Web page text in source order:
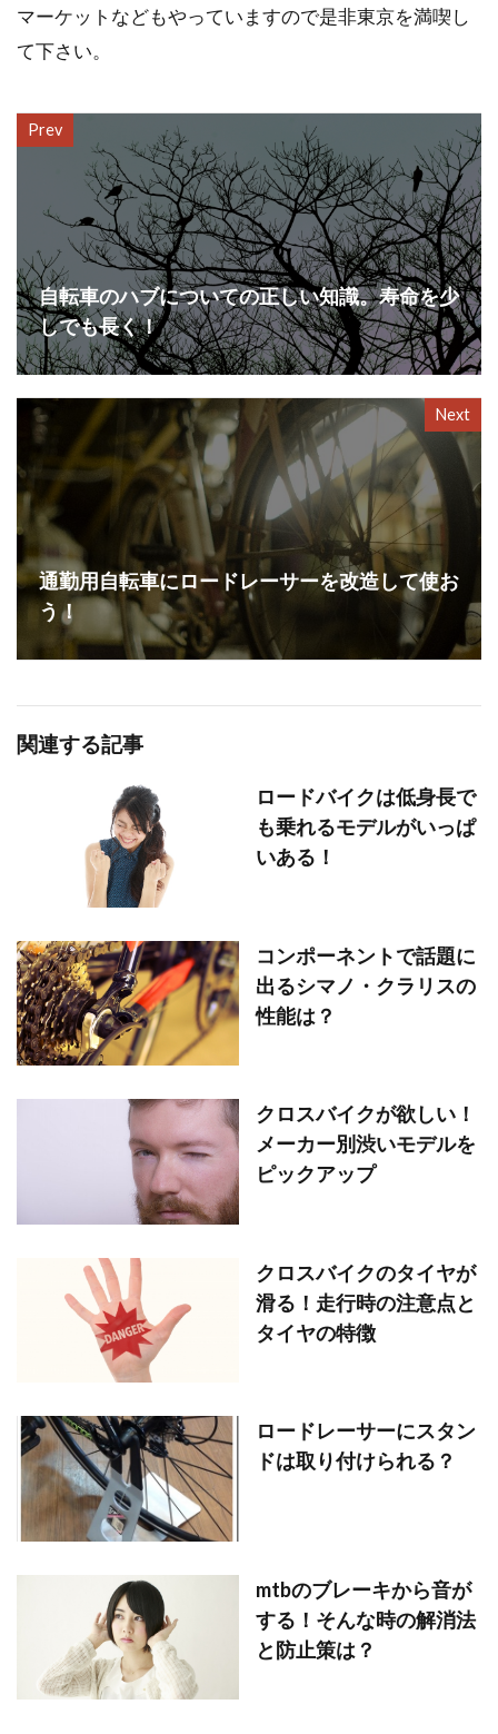
マーケットなどもやっていますので是非東京を満喫し
て下さい。
Prev
自転車のハブについての正しい知識。寿命を少
しでも長く！
Next
通勤用自転車にロードレーサーを改造して使お
う！
関連する記事
ロードバイクは低身長で
も乗れるモデルがいっぱ
いある！
コンポーネントで話題に
出るシマノ・クラリスの
性能は？
クロスバイクが欲しい！
メーカー別渋いモデルを
ピックアップ
クロスバイクのタイヤが
滑る！走行時の注意点と
タイヤの特徴
ロードレーサーにスタン
ドは取り付けられる？
mtbのブレーキから音が
する！そんな時の解消法
と防止策は？